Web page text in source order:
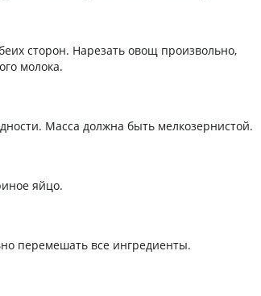
сторон. Нарезать овощ произвольно,
молока.
Масса должна быть мелкозернистой.
яйцо.
перемешать все ингредиенты.